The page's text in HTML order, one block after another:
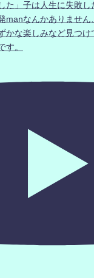
た」子は人生に失敗し
manなんかありません
かな楽しみなど見つ
す。